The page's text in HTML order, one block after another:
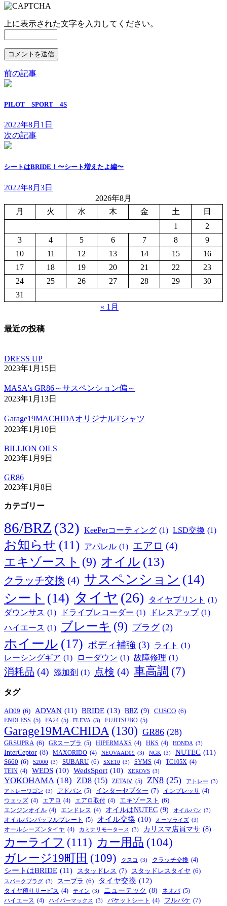
上に表示された文字を入力してください。
前の記事
PILOT SPORT 4S
2022年8月1日
次の記事
シートはBRIDE！〜シート増えたよ編〜
2022年8月3日
2026年8月
月
火 水 木 金 土
日
1
2
3
4 5 6 7 8
9
10
11 12 13 14 15
16
17
18 19 20 21 22
23
24
25 26 27 28 29
30
31
« 1月
最近の投稿
DRESS UP
2023年1月15日
MASA's GR86～サスペンション偏～
2023年1月13日
Garage19MACHIDAオリジナルTシャツ
2023年1月10日
BILLION OILS
2023年1月9日
GR86
2023年1月8日
カテゴリー
86/BRZ (32) KeePerコーティング (1) LSD交換 (1)
お知らせ (11) アパレル (1) エアロ (4)
エキゾースト (9) オイル (13)
クラッチ交換 (4) サスペンション (14)
シート (14) タイヤ (26) タイヤプリント (1)
ダウンサス (1) ドライブレコーダー (1) ドレスアップ (1)
ハイエース (1) ブレーキ (9) プラグ (2)
ホイール (17) ボディ補強 (3) ライト (1)
レーシングギア (1) ローダウン (1) 故障修理 (1)
消耗品 (4) 添加剤 (1) 点検 (4) 車高調 (7)
タグ
AD09 (6) ADVAN (11) BRIDE (13) BRZ (9) CUSCO (6)
ENDLESS (5) FA24 (5) FLEVA (3) FUJITSUBO (5)
Garage19MACHIDA (130) GR86 (28)
GRSUPRA (6) GRスープラ (5) HIPERMAXS (4) HKS (4) HONDA (3)
InterCeptor (8) MAXORIDO (4) NEOVAAD09 (3) NGK (3) NUTEC (11)
S660 (6) S2000 (3) SUBARU (6) SXE10 (3) SYMS (4) TC105X (4)
TEIN (4) WEDS (10) WedsSport (10) XEROVS (3)
YOKOHAMA (18) ZD8 (15) ZETAⅣ (5) ZN8 (25) アトレー (3)
アトレーワゴン (3) アドバン (5) インターセプター (7) インプレッサ (4)
ウェッズ (4) エアロ (4) エアロ取付 (4) エキゾースト (6)
エンジンオイル (4) エンドレス (4) オイルはNUTEC (9) オイルパン (3)
オイルパンバッフルプレート (5) オイル交換 (10) オーソライズ (3)
オールシーズンタイヤ (4) カミナリモータース (3) カリスマ店員マサ (8)
カーライフ (111) カー用品 (104)
ガレージ19町田 (109) クスコ (3) クラッチ交換 (4)
シートはBRIDE (11) スタッドレス (7) スタッドレスタイヤ (6)
スパークプラグ (3) スープラ (6) タイヤ交換 (12)
タイヤ預りサービス (4) テイン (3) ニューテック (8) ネオバ (5)
ハイエース (4) ハイパーマックス (3) バケットシート (4) フルバケ (7)